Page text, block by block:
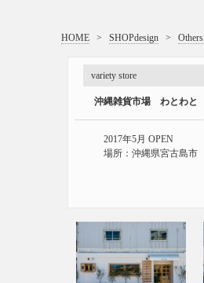
HOME > SHOPdesign > Others
variety store
沖縄雑貨市場 わとわと
2017年5月 OPEN
場所：沖縄県宮古島市